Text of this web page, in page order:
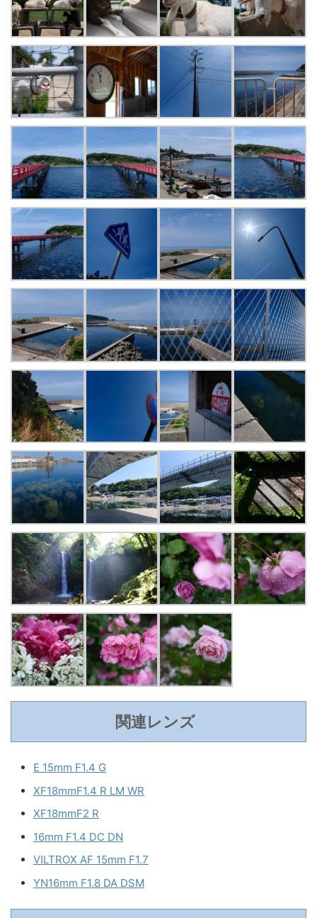
関連レンズ
E 15mm F1.4 G
XF18mmF1.4 R LM WR
XF18mmF2 R
16mm F1.4 DC DN
VILTROX AF 15mm F1.7
YN16mm F1.8 DA DSM